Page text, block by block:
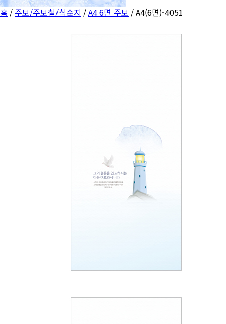
홈 / 주보/주보철/식순지 /A4 6면 주보 / A4(6면)-4051